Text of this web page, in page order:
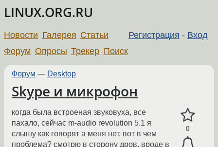
LINUX.ORG.RU
Регистрация - Вход
Новости Галерея Статьи
Форум Опросы Трекер Поиск
Форум — Desktop
Skype и микрофон
0
когда была встроеная звуковуха, все
пахало, сейчас m-audio revolution 5.1 я
слышу как говорят а меня нет, вот в чем
проблема? смотрю в сторону дров, вроде в